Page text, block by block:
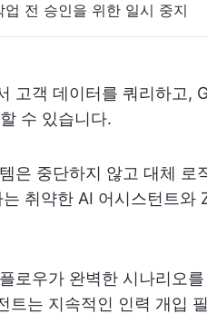
업 전 승인을 위한 일시 중지
고객 데이터를 쿼리하고,
수 있습니다.
은 중단하지 않고 대체 로
취약한 AI 어시스턴트와
로우가 완벽한 시나리오
트는 지속적인 인력 개입